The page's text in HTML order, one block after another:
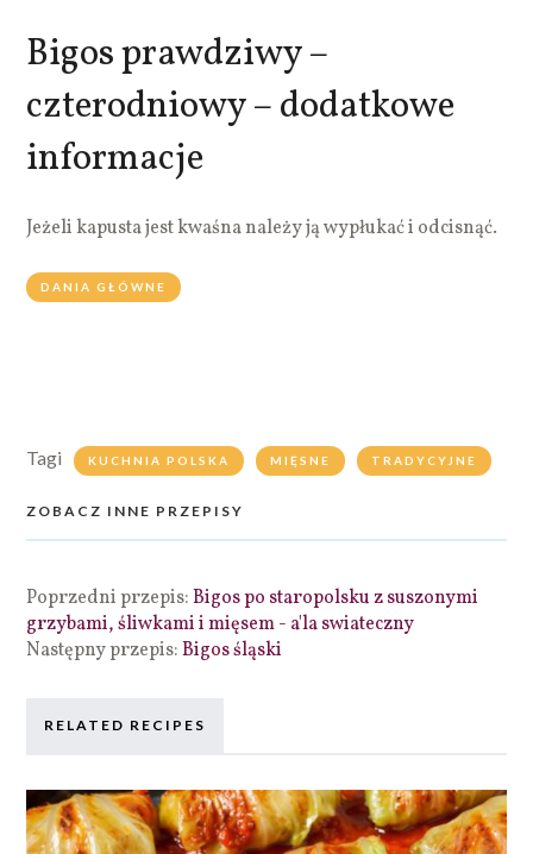
Bigos prawdziwy –
czterodniowy – dodatkowe
informacje
Jeżeli kapusta jest kwaśna należy ją wypłukać i odcisnąć.
DANIA GŁÓWNE
Tagi KUCHNIA POLSKA MIĘSNE TRADYCYJNE
ZOBACZ INNE PRZEPISY
Poprzedni przepis:Bigos po staropolsku z suszonymi
grzybami, śliwkami i mięsem - a'la swiateczny
Następny przepis:Bigos śląski
RELATED RECIPES